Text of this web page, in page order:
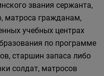
звания сержанта,
матроса гражданам,
учебных центрах
по программе
старшин запаса либо
солдат, матросов